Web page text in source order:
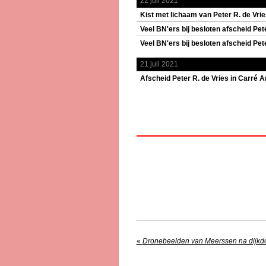
Kist met lichaam van Peter R. de
Veel BN'ers bij besloten afscheid
Veel BN'ers bij besloten afscheid
21 juli 2021
Afscheid Peter R. de Vries in Carré
« Dronebeelden van Meerssen na